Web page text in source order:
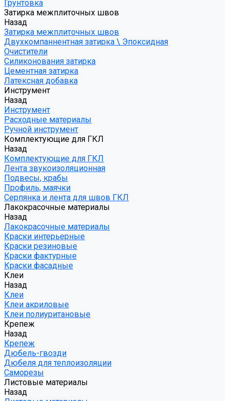
Грунтовка
Затирка межплиточных швов
Назад
Затирка межплиточных швов
Двухкомпаннентная затирка \ Эпоксидная
Очистители
Силиконования затирка
Цементная затирка
Латексная добавка
Инструмент
Назад
Инструмент
Расходные материалы
Ручной инструмент
Комплектующие для ГКЛ
Назад
Комплектующие для ГКЛ
Лента звукоизоляционная
Подвесы, крабы
Профиль, маячки
Серпянка и лента для швов ГКЛ
Лакокрасочные материалы
Назад
Лакокрасочные материалы
Краски интерьерные
Краски резиновые
Краски фактурные
Краски фасадные
Клеи
Назад
Клеи
Клеи акриловые
Клеи полиуритановые
Крепеж
Назад
Крепеж
Дюбель-гвозди
Дюбеля для теплоизоляции
Саморезы
Листовые материалы
Назад